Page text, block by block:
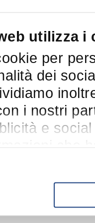
utilizza i
per
dei
i nostri
e